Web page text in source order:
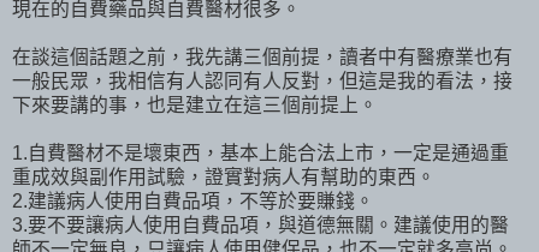
現在的自費藥品與自費醫材很多。
在談這個話題之前，我先講三個前提，讀者中有醫療業也有
一般民眾，我相信有人認同有人反對，但這是我的看法，接
下來要講的事，也是建立在這三個前提上。
1.自費醫材不是壞東西，基本上能合法上市，一定是通過重
重成效與副作用試驗，證實對病人有幫助的東西。
2.建議病人使用自費品項，不等於要賺錢。
3.要不要讓病人使用自費品項，與道德無關。建議使用的醫